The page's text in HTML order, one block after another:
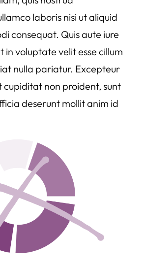
laboris nisi ut aliquid
consequat. Quis aute iure
in voluptate velit esse cillum
nulla pariatur. Excepteur
cupiditat non proident, sunt
deserunt mollit anim id